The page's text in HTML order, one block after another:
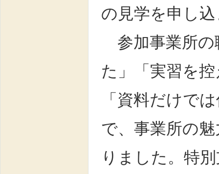
の見学を申し
参加事業所の
た」「実習を
「資料だけで
で、事業所の
りました。特